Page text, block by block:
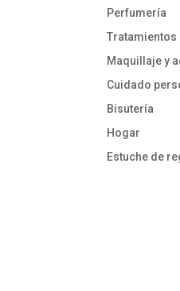
Perfumería
Tratamientos
Maquillaje y
Cuidado
Bisutería
Hogar
Estuche de